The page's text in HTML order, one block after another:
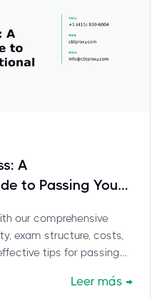
A
to Passing Your
our comprehensive
exam structure, costs,
tips for passing
Leer más →